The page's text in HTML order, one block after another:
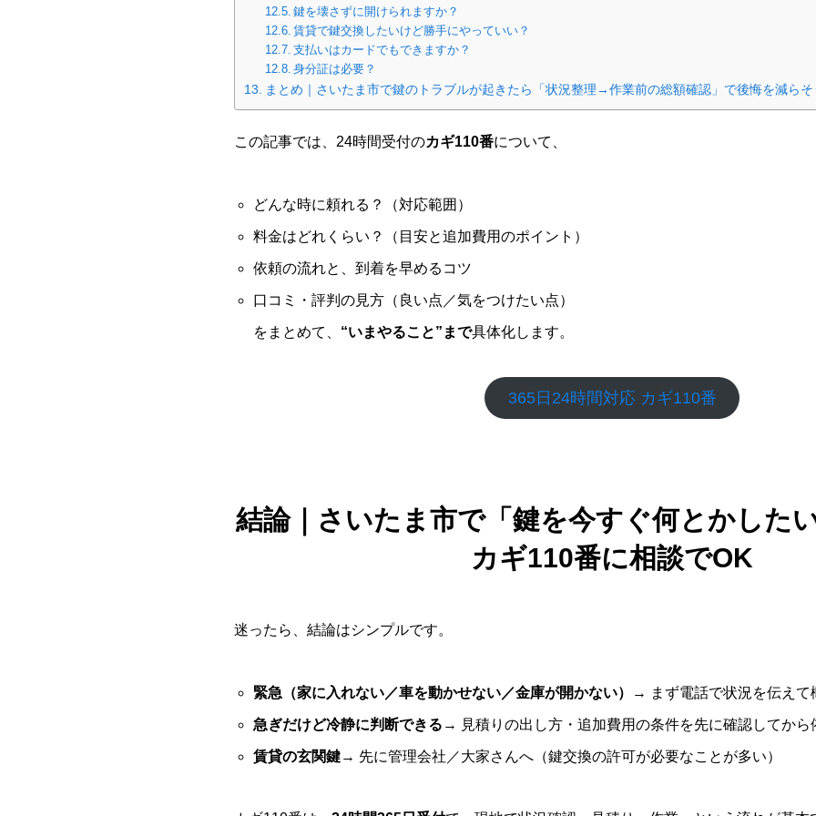
鍵を壊さずに開けられますか？
賃貸で鍵交換したいけど勝手にやっていい？
支払いはカードでもできますか？
身分証は必要？
まとめ｜さいたま市で鍵のトラブルが起きたら「状況整理→作業前の総額確認」で後悔を減らそ
この記事では、24時間受付のカギ110番について、
どんな時に頼れる？（対応範囲）
料金はどれくらい？（目安と追加費用のポイント）
依頼の流れと、到着を早めるコツ
口コミ・評判の見方（良い点／気をつけたい点）
をまとめて、 “いまやること”まで具体化します。
365日24時間対応 カギ110番
結論｜さいたま市で「鍵を今すぐ何とかした
カギ110番に相談でOK
迷ったら、結論はシンプルです。
緊急（家に入れない／車を動かせない／金庫が開かない） → まず電話で状況を伝えて
急ぎだけど冷静に判断できる → 見積りの出し方・追加費用の条件を先に確認してから
賃貸の玄関鍵→ 先に管理会社／大家さんへ（鍵交換の許可が必要なことが多い）